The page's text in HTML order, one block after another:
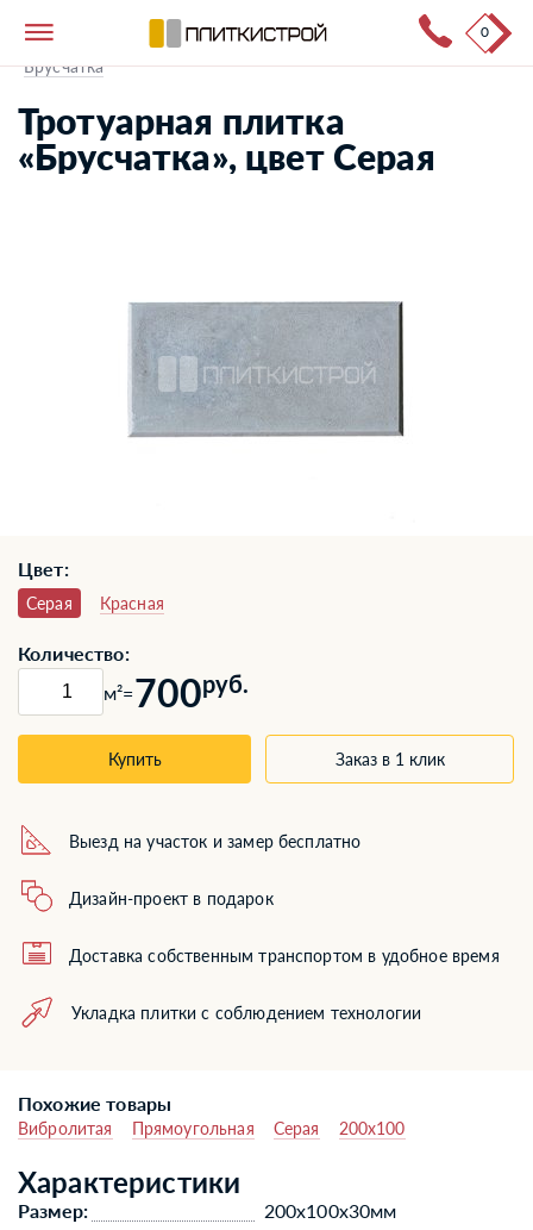
0
Тротуарная плитка → Каталог продукции
Брусчатка
Тротуарная плитка
«Брусчатка», цвет Серая
Цвет:
Серая Красная
Количество:
м²=700руб.
Купить Заказ в 1 клик
Выезд на участок и замер бесплатно
Дизайн-проект в подарок
Доставка собственным транспортом в удобное время
Укладка плитки с соблюдением технологии
Похожие товары
Вибролитая Прямоугольная Серая 200x100
Характеристики
Размер:
200x100x30мм